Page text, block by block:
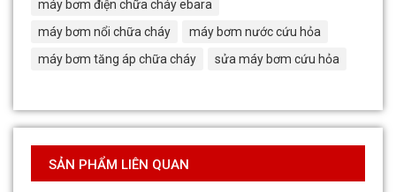
máy bơm điện chữa cháy ebara
máy bơm nổi chữa cháy
máy bơm nước cứu hỏa
máy bơm tăng áp chữa cháy
sửa máy bơm cứu hỏa
SẢN PHẨM LIÊN QUAN